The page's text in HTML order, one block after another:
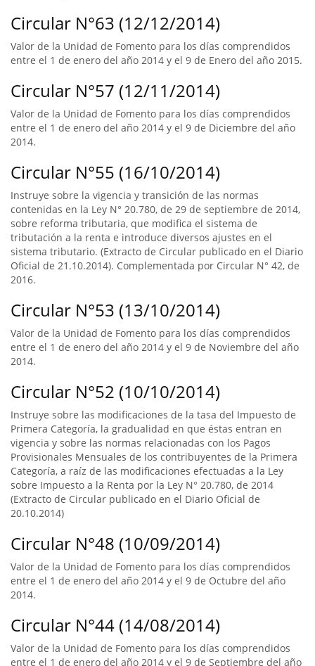
Circular N°63 (12/12/2014)
Valor de la Unidad de Fomento para los días comprendidos
entre el 1 de enero del año 2014 y el 9 de Enero del año 2015.
Circular N°57 (12/11/2014)
Valor de la Unidad de Fomento para los días comprendidos
entre el 1 de enero del año 2014 y el 9 de Diciembre del año
2014.
Circular N°55 (16/10/2014)
Instruye sobre la vigencia y transición de las normas
contenidas en la Ley N° 20.780, de 29 de septiembre de 2014,
sobre reforma tributaria, que modifica el sistema de
tributación a la renta e introduce diversos ajustes en el
sistema tributario. (Extracto de Circular publicado en el Diario
Oficial de 21.10.2014). Complementada por Circular N° 42, de
2016.
Circular N°53 (13/10/2014)
Valor de la Unidad de Fomento para los días comprendidos
entre el 1 de enero del año 2014 y el 9 de Noviembre del año
2014.
Circular N°52 (10/10/2014)
Instruye sobre las modificaciones de la tasa del Impuesto de
Primera Categoría, la gradualidad en que éstas entran en
vigencia y sobre las normas relacionadas con los Pagos
Provisionales Mensuales de los contribuyentes de la Primera
Categoría, a raíz de las modificaciones efectuadas a la Ley
sobre Impuesto a la Renta por la Ley N° 20.780, de 2014
(Extracto de Circular publicado en el Diario Oficial de
20.10.2014)
Circular N°48 (10/09/2014)
Valor de la Unidad de Fomento para los días comprendidos
entre el 1 de enero del año 2014 y el 9 de Octubre del año
2014.
Circular N°44 (14/08/2014)
Valor de la Unidad de Fomento para los días comprendidos
entre el 1 de enero del año 2014 y el 9 de Septiembre del año